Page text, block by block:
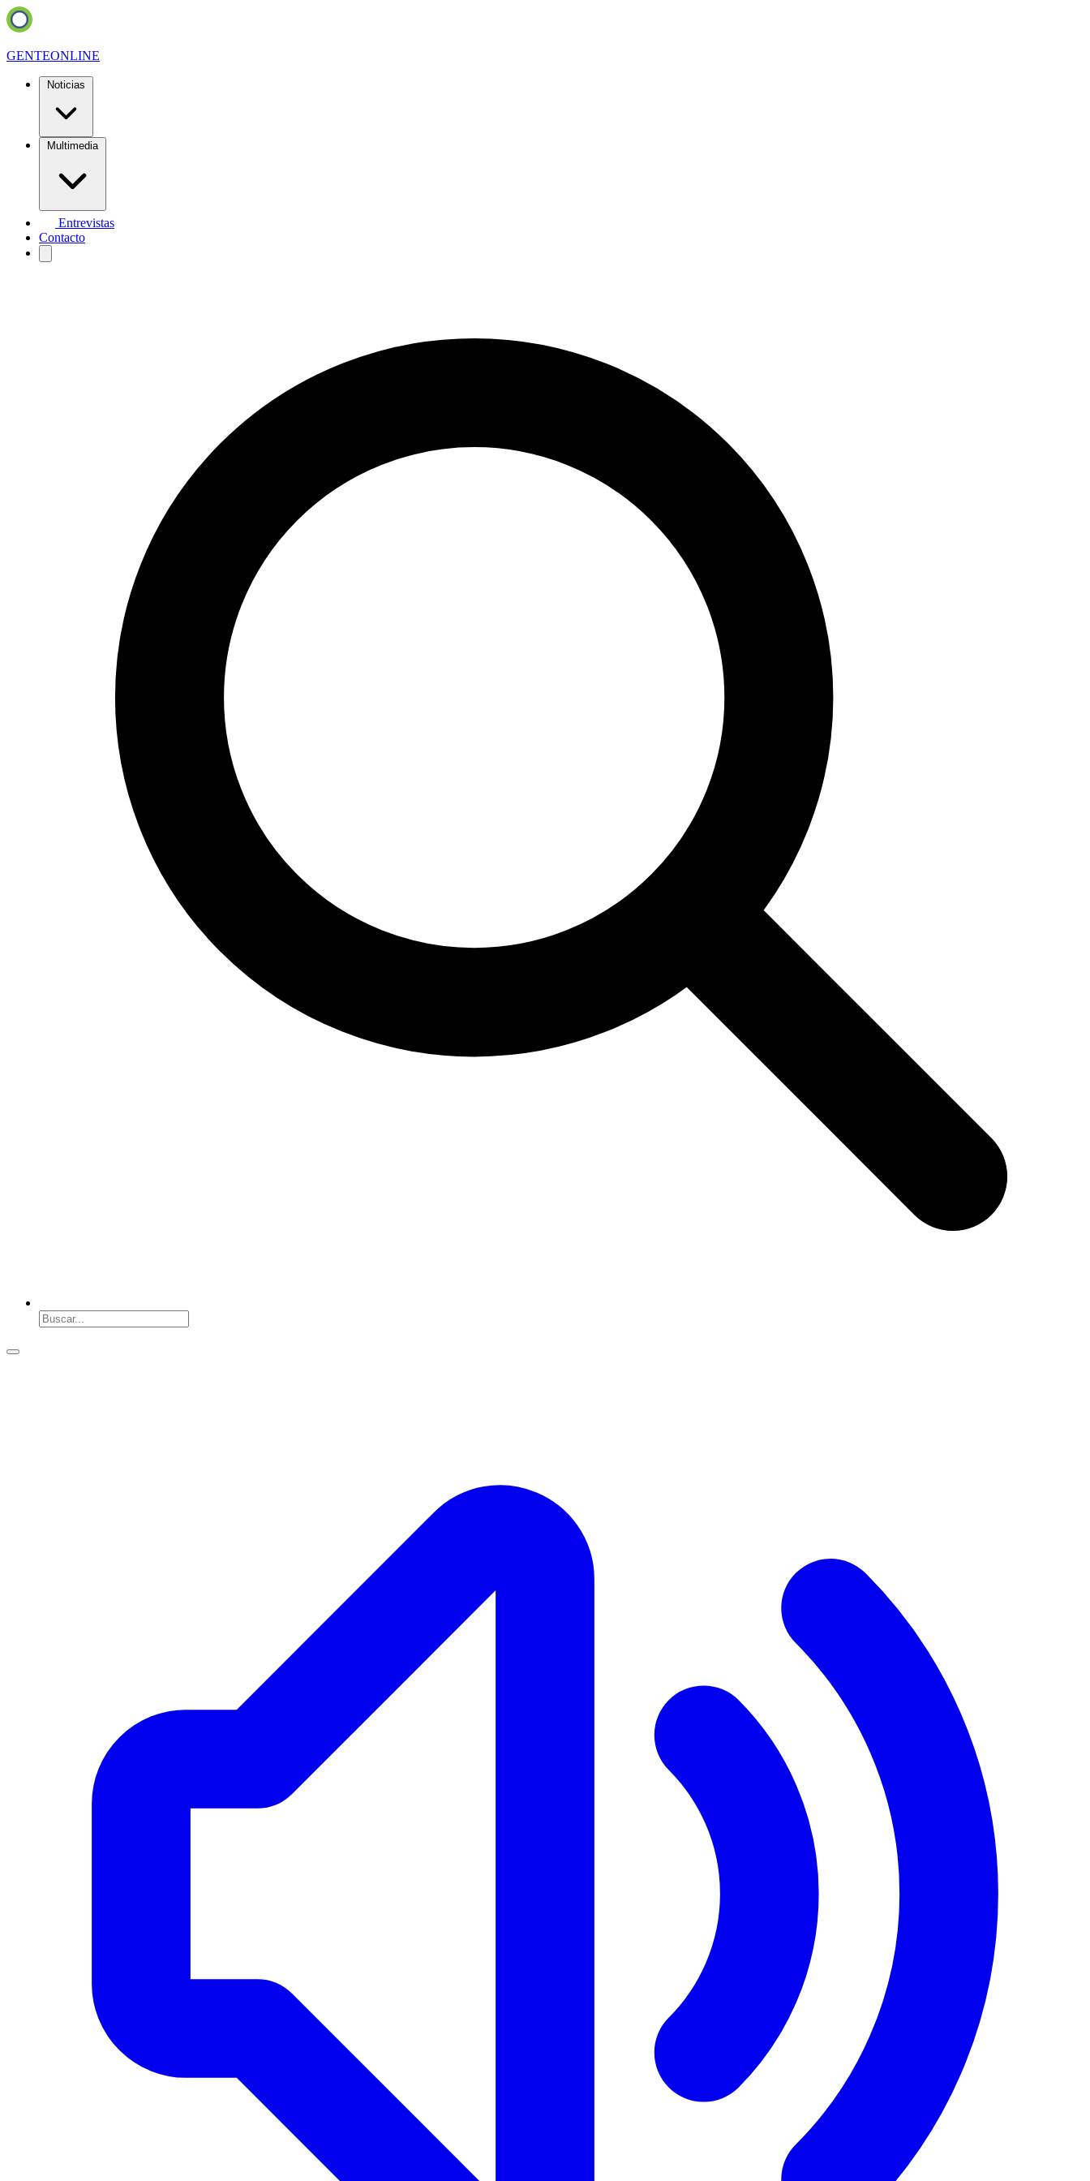
GENTEONLINE
Noticias
Multimedia
Entrevistas
Contacto